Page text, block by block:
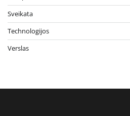
Sveikata
Technologijos
Verslas